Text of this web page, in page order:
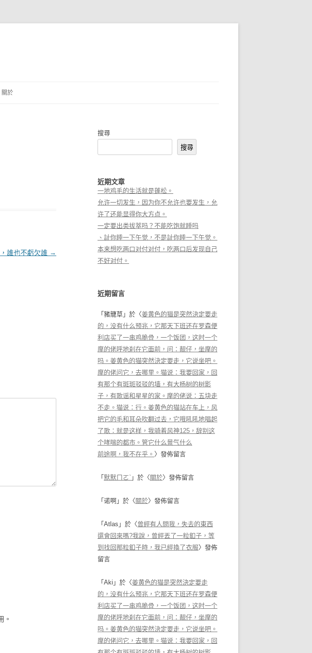
關於
誰也不虧欠誰 →
。
搜尋
搜尋
近期文章
一地鸡毛的生活就是蓬松。
允许一切发生，因为你不允许也要发生，允
许了还能显得你大方点。
一定要出类拔萃吗？不能吃饱就睡吗
、訨你睡一下午觉，不是訨你睡一下午觉。
本来想吃两口对付对付，吃两口后发现自己
不好对付。
近期留言
「 豬籠草 」於〈姜黄色的猫是突然決定要走
的，没有什么预兆，它那天下班还在罗森便
利店买了一串鸡脆骨，一个饭团，这时一个
摩的佬呼地刹在它面前，问：靓仔，坐摩的
吗。姜黄色的猫突然決定要走，它说坐吧。
摩的佬问它，去哪里。猫说：我要回家，回
有那个有斑斑驳驳的墙，有大杨树的树影
子，有歌谣和星星的家。摩的佬说：五块走
不走。猫说：行。姜黄色的猫站在车上，风
把它的毛和耳朵吹翻过去，它哦吼吼地唱起
了歌：就是这样，我骑着风神125，辞别这
个哮喘的都市。管它什么景气什么
前途啊，我不在乎。 〉發佈留言
「 默默ㄇㄛˋ 」於〈 關於〉發佈留言
「 诺啊 」於〈 關於〉發佈留言
「 Atlas 」於〈曾經有人問我，失去的東西
還會回來嗎?我說，曾經丟了一粒釦子，等
到找回那粒釦子時，我已經換了衣服〉發佈
留言
「 Aki 」於〈姜黄色的猫是突然決定要走
的，没有什么预兆，它那天下班还在罗森便
利店买了一串鸡脆骨，一个饭团，这时一个
摩的佬呼地刹在它面前，问：靓仔，坐摩的
吗。姜黄色的猫突然決定要走，它说坐吧。
摩的佬问它，去哪里。猫说：我要回家，回